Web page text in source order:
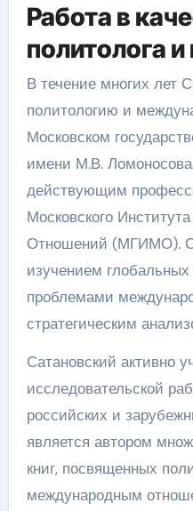
Работа в
политолога
В течение многих лет
политологию и
Московском
имени М.В.
действующим
Московского
Отношений (МГИМО).
изучением
проблемами
стратегическим
Сатановский активно
исследовательской
российских и
является автором
книг, посвященных
международным